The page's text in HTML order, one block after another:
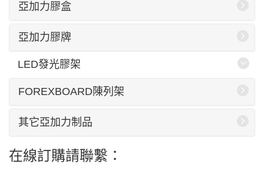
亞加力膠盒
亞加力膠牌
LED發光膠架
FOREXBOARD陳列架
其它亞加力制品
在線訂購請聯繫：